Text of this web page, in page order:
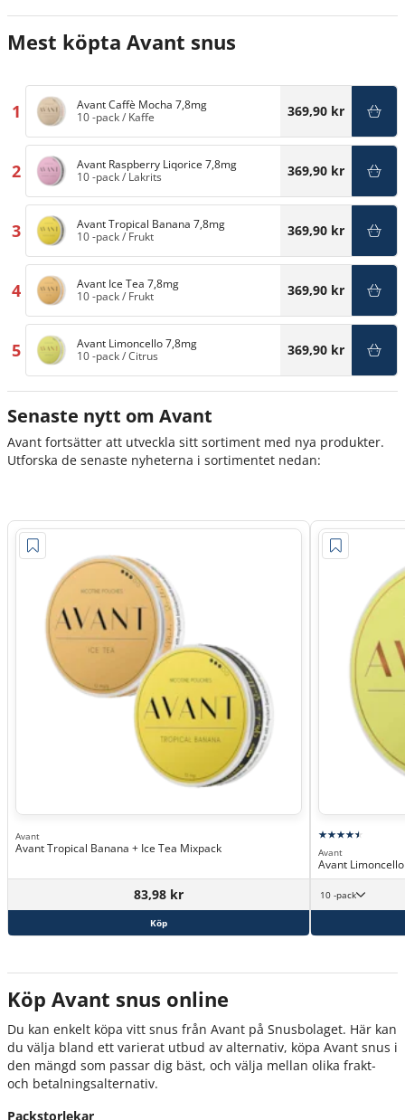
Mest köpta Avant snus
1
Avant Caffè Mocha 7,8mg
10 -pack/ Kaffe 369,90 kr
2
Avant Raspberry Liqorice 7,8mg
10 -pack/ Lakrits 369,90 kr
3
Avant Tropical Banana 7,8mg
10 -pack/ Frukt 369,90 kr
4
Avant Ice Tea 7,8mg
10 -pack/ Frukt 369,90 kr
5
Avant Limoncello 7,8mg
10 -pack/Citrus 369,90 kr
Senaste nytt om Avant
Avant fortsätter att utveckla sitt sortiment med nya produkter.
Utforska de senaste nyheterna i sortimentet nedan:
Avant
Avant Tropical Banana + Ice Tea Mixpack
83,98 kr
Köp
Avant
Avant
10 -pack
Köp Avant snus online
Du kan enkelt köpa vitt snus från Avant på Snusbolaget. Här kan
du välja bland ett varierat utbud av alternativ, köpa Avant snus i
den mängd som passar dig bäst, och välja mellan olika frakt-
och betalningsalternativ.
Packstorlekar